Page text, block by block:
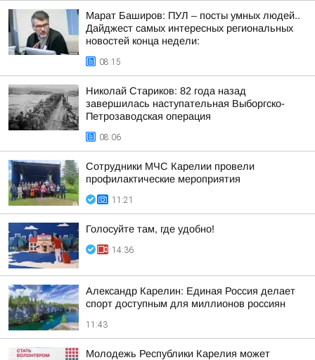
Марат Баширов: ПУЛ – посты умных людей..
Дайджест самых интересных региональных
новостей конца недели:
08:15
Николай Стариков: 82 года назад
завершилась наступательная Выборгско-
Петрозаводская операция
08:06
Сотрудники МЧС Карелии провели
профилактические мероприятия
11:21
Голосуйте там, где удобно!
14:36
Александр Карелин: Единая Россия делает
спорт доступным для миллионов россиян
11:43
Молодежь Республики Карелия может